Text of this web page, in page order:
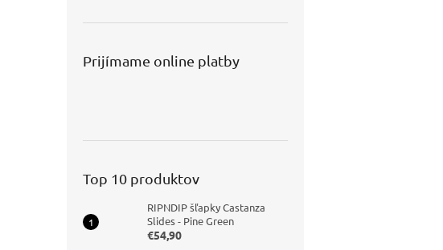
Prijímame online platby
Top 10 produktov
RIPNDIP šľapky Castanza
Slides - Pine Green
€54,90